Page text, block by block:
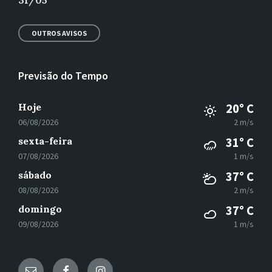
OUTROS AVISOS
Previsão do Tempo
Hoje
06/08/2026
20° C
2 m/s
sexta-feira
07/08/2026
31° C
1 m/s
sábado
08/08/2026
37° C
2 m/s
domingo
09/08/2026
37° C
1 m/s